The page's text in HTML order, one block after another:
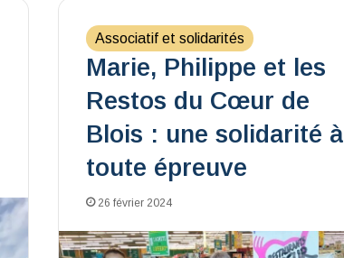
Associatif et solidarités
Marie, Philippe et les
Restos du Cœur de
Blois : une solidarité à
toute épreuve
26 février 2024